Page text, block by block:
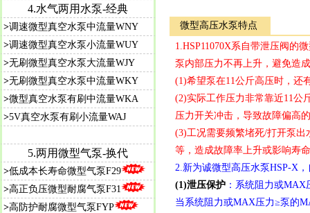
微型高压水泵特点
1.HSP11070X系自带泄压阀的
泵内部压力不再上升，避免造
(1)希望泵在11公斤高压时，还
(2)实际工作压力非常靠近11公
压力开关冲击，导致故障偏高
(3)工况需要频繁堵死/打开泵出
等，造成故障率上升或影响寿
2.新为诚微型高压水泵HSP-X
(1)泄压保护：系统阻力或MAX
当系统阻力或MAX压力≥泵的
4.水气两用水泵-经典
>调速微型真空水泵中流量WNY
>调速微型真空水泵小流量WUY
>无刷微型真空水泵大流量WJY
>无刷微型真空水泵中流量WKY
>微型真空水泵有刷中流量WKA
>5V真空水泵有刷小流量WAJ
5.两用微型气泵-换代
>低成本长寿命微型气泵F29
>高正负压微型耐腐气泵F31
>高防护耐腐微型气泵FYP